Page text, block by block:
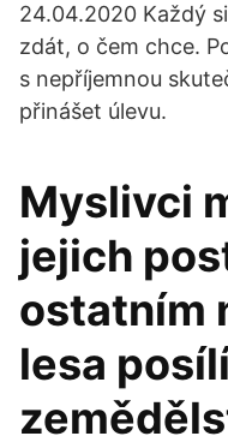
24.04.2020 Každý
zdát, o čem chce.
s nepříjemnou
přinášet úlevu.
Myslivci
jejich
ostatním
lesa